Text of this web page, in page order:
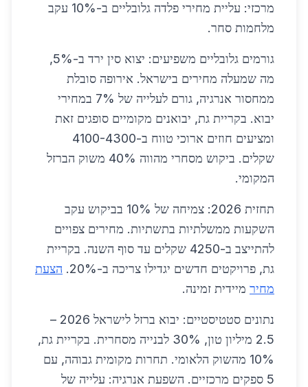
מרכזי: עליית מחירי פלדה גלובליים ב-10% עקב
מלחמות סחר.
גורמים גלובליים משפיעים: יצוא סין ירד ב-5%,
מה שמעלה מחירים בישראל. אירופה סובלת
ממחסור אנרגיה, גורם לעלייה של 7% במחירי
יבוא. בקריית גת, יבואנים מקומיים סופגים זאת
ומציעים חוזים ארוכי טווח ב-4100-4300
שקלים. ביקוש מסחרי מהווה 40% משוק הברזל
המקומי.
תחזית 2026: צמיחה של 10% בביקוש עקב
השקעות ממשלתיות בתשתיות. מחירים צפויים
להתייצב ב-4250 שקלים עד סוף השנה. בקריית
גת, פרויקטים חדשים יגדילו צריכה ב-20%.
הצעת
מחיר מיידית זמינה.
נתונים סטטיסטיים: יבוא ברזל לישראל 2026 –
2.5 מיליון טון, 30% לבנייה מסחרית. בקריית גת,
10% מהשוק הלאומי. תחרות מקומית גבוהה, עם
5 ספקים מרכזיים. השפעת אנרגיה: עלייה של